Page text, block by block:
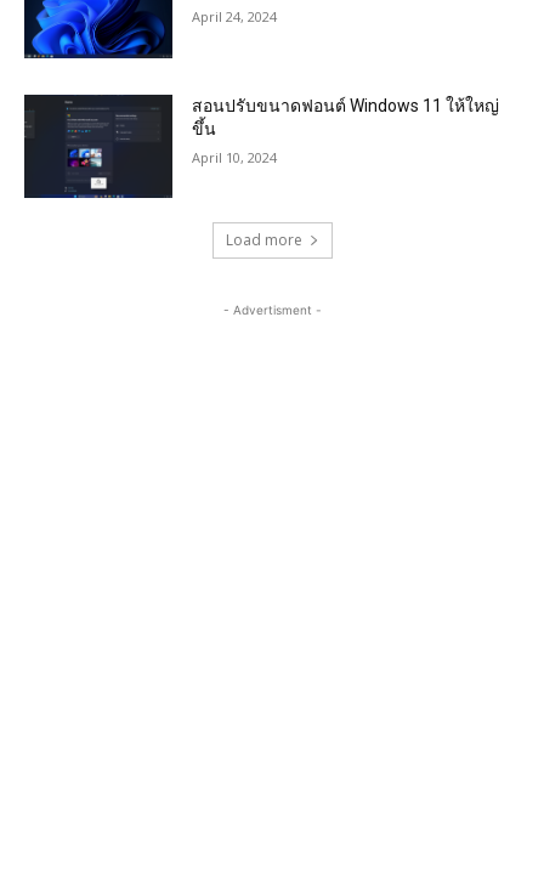
April 24, 2024
สอนปรับขนาดฟอนต์ Windows 11 ให้ใหญ่
ขึ้น
April 10, 2024
Load more
- Advertisment -